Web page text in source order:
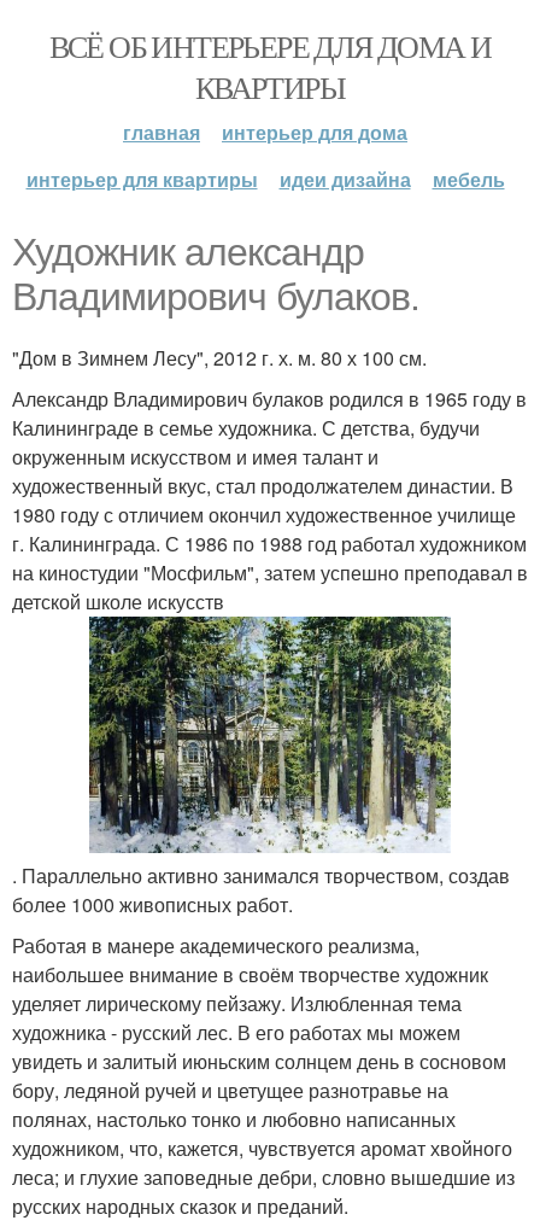
ВСЁ ОБ ИНТЕРЬЕРЕ ДЛЯ ДОМА И
КВАРТИРЫ
главная
интерьер для дома
интерьер для квартиры
идеи дизайна мебель
Художник александр
Владимирович булаков.
"Дом в Зимнем Лесу", 2012 г. х. м. 80 х 100 см.
Александр Владимирович булаков родился в 1965 году в
Калининграде в семье художника. С детства, будучи
окруженным искусством и имея талант и
художественный вкус, стал продолжателем династии. В
1980 году с отличием окончил художественное училище
г. Калининграда. С 1986 по 1988 год работал художником
на киностудии "Мосфильм", затем успешно преподавал в
детской школе искусств
. Параллельно активно занимался творчеством, создав
более 1000 живописных работ.
Работая в манере академического реализма,
наибольшее внимание в своём творчестве художник
уделяет лирическому пейзажу. Излюбленная тема
художника - русский лес. В его работах мы можем
увидеть и залитый июньским солнцем день в сосновом
бору, ледяной ручей и цветущее разнотравье на
полянах, настолько тонко и любовно написанных
художником, что, кажется, чувствуется аромат хвойного
леса; и глухие заповедные дебри, словно вышедшие из
русских народных сказок и преданий.